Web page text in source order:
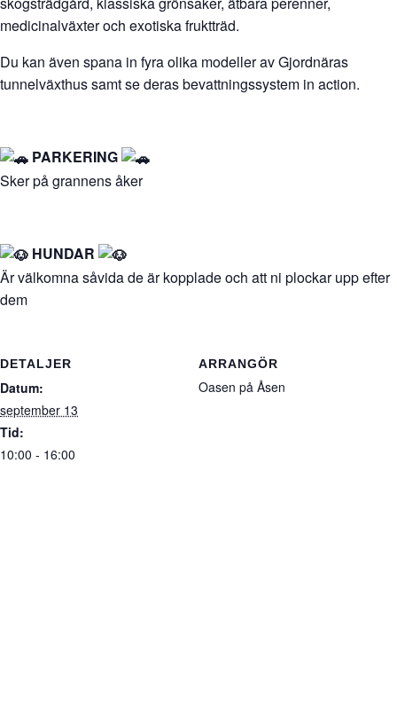
medicinalväxter och exotiska fruktträd.
Du kan även spana in fyra olika modeller av Gjordnäras
tunnelväxthus samt se deras bevattningssystem in action.
PARKERING
Sker på grannens åker
HUNDAR
Är välkomna såvida de är kopplade och att ni plockar upp efter
dem
DETALJER
Datum:
september 13
Tid:
10:00 - 16:00
ARRANGÖR
Oasen på Åsen